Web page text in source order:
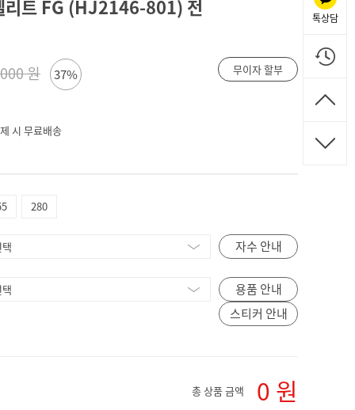
리트 FG (HJ2146-801) 전
원 37% 무이자 할부
시 무료배송
280
자수 안내
용품 안내
스티커 안내
총 상품 금액 0 원
톡상담